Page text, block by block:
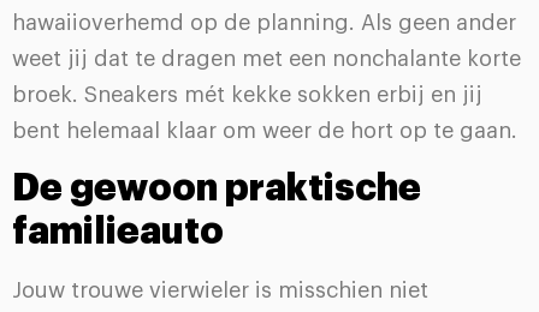
hawaiioverhemd op de planning. Als geen ander
weet jij dat te dragen met een nonchalante korte
broek. Sneakers mét kekke sokken erbij en jij
bent helemaal klaar om weer de hort op te gaan.
De gewoon praktische
familieauto
Jouw trouwe vierwieler is misschien niet